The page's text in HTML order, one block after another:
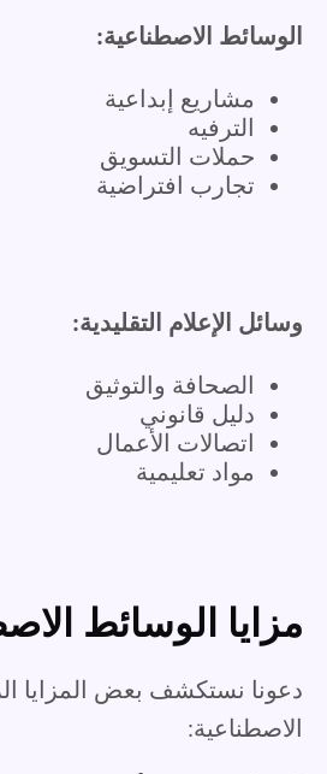
الوسائط الاصطناعية:
مشاريع إبداعية
الترفيه
حملات التسويق
تجارب افتراضية
وسائل الإعلام التقليدية:
الصحافة والتوثيق
دليل قانوني
اتصالات الأعمال
مواد تعليمية
مزايا الوسائط
دعونا نستكشف بعض المزايا
الاصطناعية: